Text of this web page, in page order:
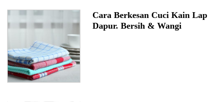
Cara Berkesan Cuci Kain Lap
Dapur. Bersih & Wangi